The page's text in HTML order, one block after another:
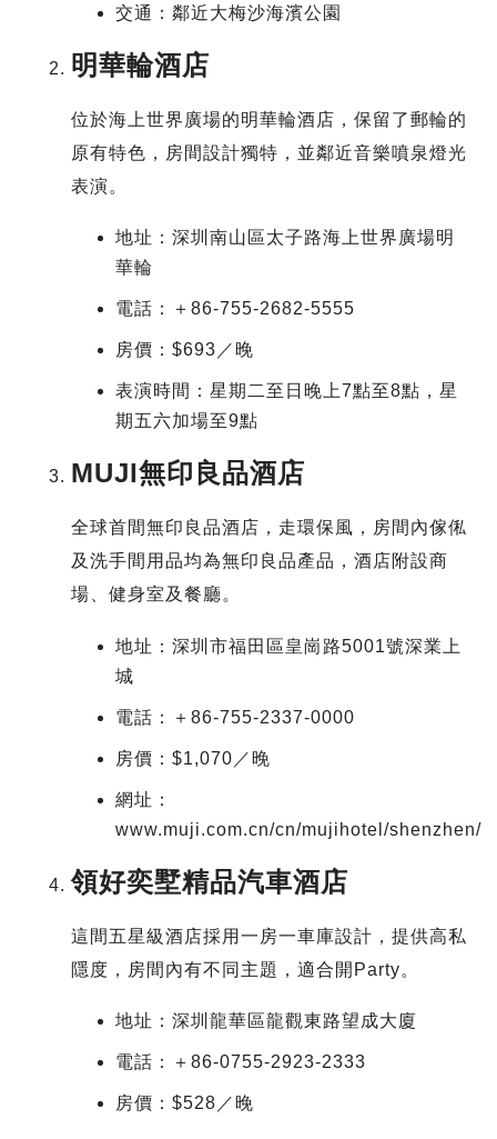
交通：鄰近大梅沙海濱公園
明華輪酒店
位於海上世界廣場的明華輪酒店，保留了郵輪的
原有特色，房間設計獨特，並鄰近音樂噴泉燈光
表演。
地址：深圳南山區太子路海上世界廣場明
華輪
電話：＋86-755-2682-5555
房價：$693／晚
表演時間：星期二至日晚上7點至8點，星
期五六加場至9點
MUJI無印良品酒店
全球首間無印良品酒店，走環保風，房間內傢俬
及洗手間用品均為無印良品產品，酒店附設商
場、健身室及餐廳。
地址：深圳市福田區皇崗路5001號深業上
城
電話：＋86-755-2337-0000
房價：$1,070／晚
網址：
www.muji.com.cn/cn/mujihotel/shenzhen/
領好奕墅精品汽車酒店
這間五星級酒店採用一房一車庫設計，提供高私
隱度，房間內有不同主題，適合開Party。
地址：深圳龍華區龍觀東路望成大廈
電話：＋86-0755-2923-2333
房價：$528／晚